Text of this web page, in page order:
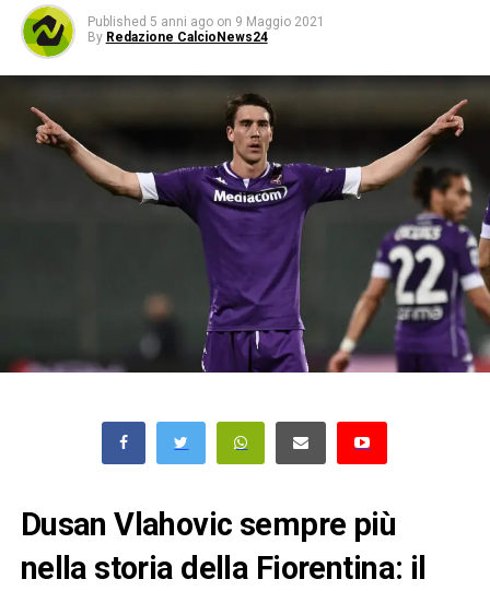
Published 5 anni ago on 9 Maggio 2021
By Redazione CalcioNews24
Dusan Vlahovic sempre più
nella storia della Fiorentina: il